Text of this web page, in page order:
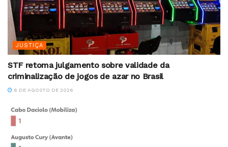
JUSTIÇA
STF retoma julgamento sobre validade da
criminalização de jogos de azar no Brasil
6 DE AGOSTO DE 2026